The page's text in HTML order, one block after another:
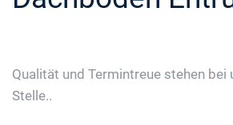
Qualität und Termintreue stehen bei
Stelle..